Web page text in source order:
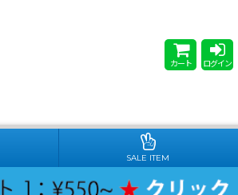
カート ログイン
SALE ITEM